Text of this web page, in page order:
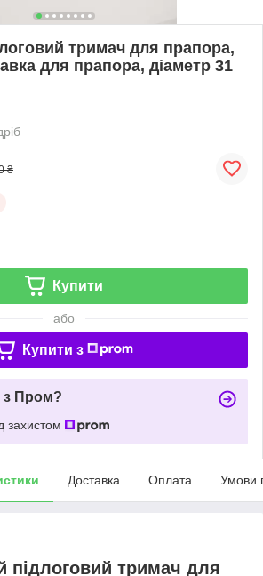
тримач для прапора,
для прапора, діаметр 31
₴
Купити
або
Купити з
з Пром?
захистом
Доставка Оплата Умови
підлоговий тримач для